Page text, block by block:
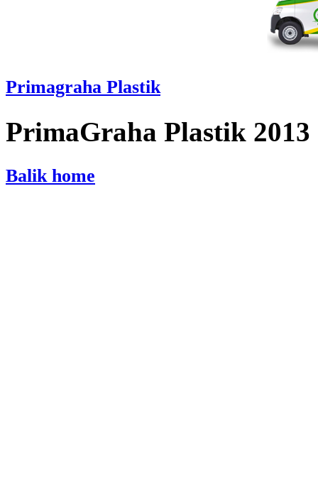
Primagraha Plastik
PrimaGraha Plastik 2013
Balik home